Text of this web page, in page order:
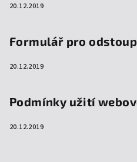
20.12.2019
Formulář pro
20.12.2019
Podmínky užití
20.12.2019